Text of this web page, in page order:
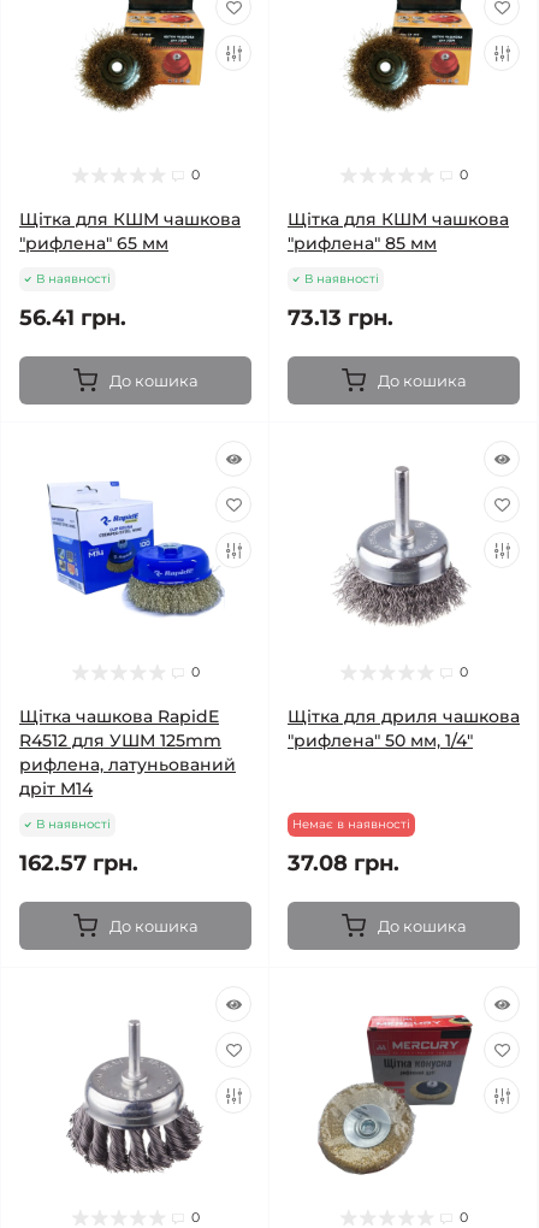
0
Щітка для КШМ чашкова
"рифлена" 65 мм
В наявності
56.41 грн.
До кошика
0
Щітка для КШМ чашкова
"рифлена" 85 мм
В наявності
73.13 грн.
До кошика
0
Щітка чашкова RapidE
R4512 для УШМ 125mm
рифлена, латуньований
дріт M14
В наявності
162.57 грн.
До кошика
0
Щітка для дриля чашкова
"рифлена" 50 мм, 1/4"
Немає в наявності
37.08 грн.
До кошика
0 0